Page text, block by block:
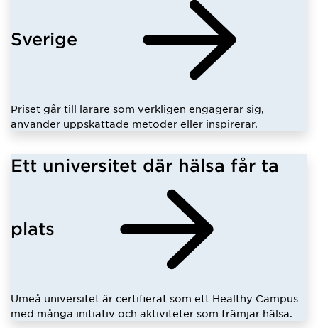
Sverige
Priset går till lärare som verkligen engagerar sig,
använder uppskattade metoder eller inspirerar.
Ett universitet där hälsa får ta
plats
Umeå universitet är certifierat som ett Healthy Campus
med många initiativ och aktiviteter som främjar hälsa.